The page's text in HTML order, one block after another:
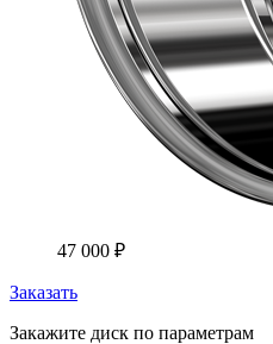
47 000 ₽
Заказать
Закажите диск по параметрам